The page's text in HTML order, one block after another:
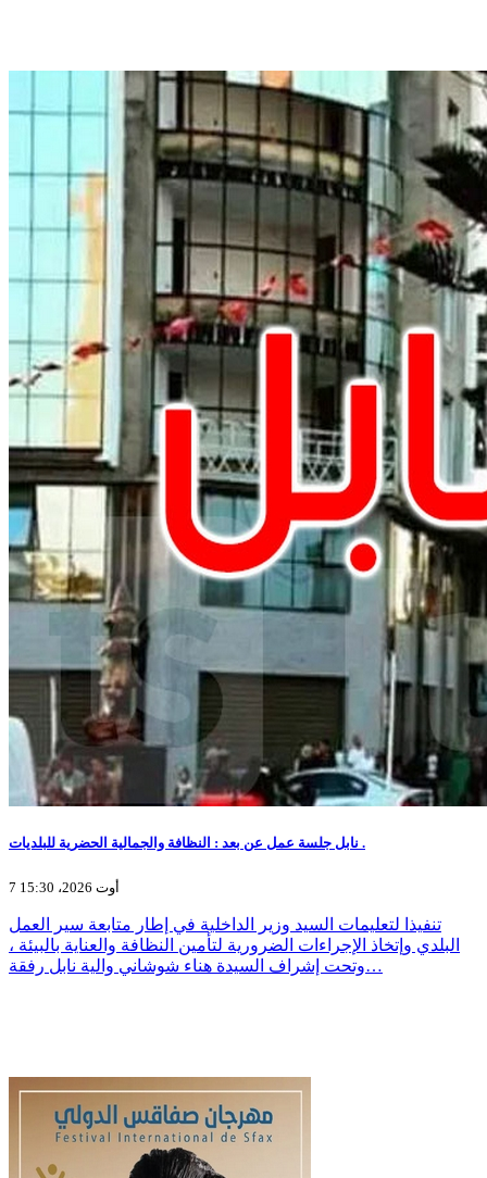
نابل جلسة عمل عن بعد : النظافة والجمالية الحضرية للبلديات .
7 أوت 2026، 15:30
تنفيذا لتعليمات السيد وزير الداخلية في إطار متابعة سير العمل
البلدي وإتخاذ الإجراءات الضرورية لتأمين النظافة والعناية بالبيئة ،
وتحت إشراف السيدة هناء شوشاني والية نابل رفقة…